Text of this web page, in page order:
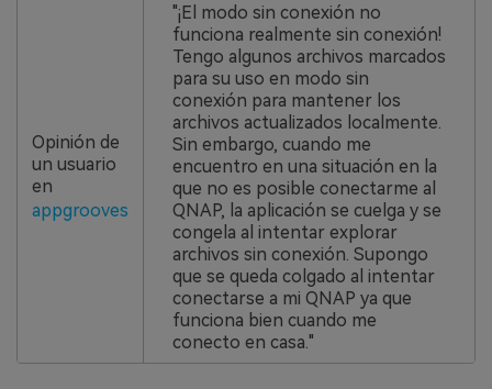
Opinión de
un usuario
en
appgrooves
"¡El modo sin conexión no
funciona realmente sin conexión!
Tengo algunos archivos marcados
para su uso en modo sin
conexión para mantener los
archivos actualizados localmente.
Sin embargo, cuando me
encuentro en una situación en la
que no es posible conectarme al
QNAP, la aplicación se cuelga y se
congela al intentar explorar
archivos sin conexión. Supongo
que se queda colgado al intentar
conectarse a mi QNAP ya que
funciona bien cuando me
conecto en casa."